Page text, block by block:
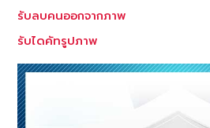
รับลบคนออกจากภาพ
รับไดคัทรูปภาพ